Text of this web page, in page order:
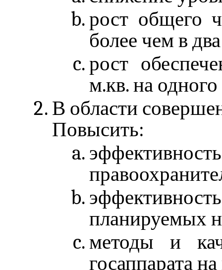
рост общего
более чем в
рост
м.кв. на
В области
Повысить:
планируемых
методы и
госаппарата